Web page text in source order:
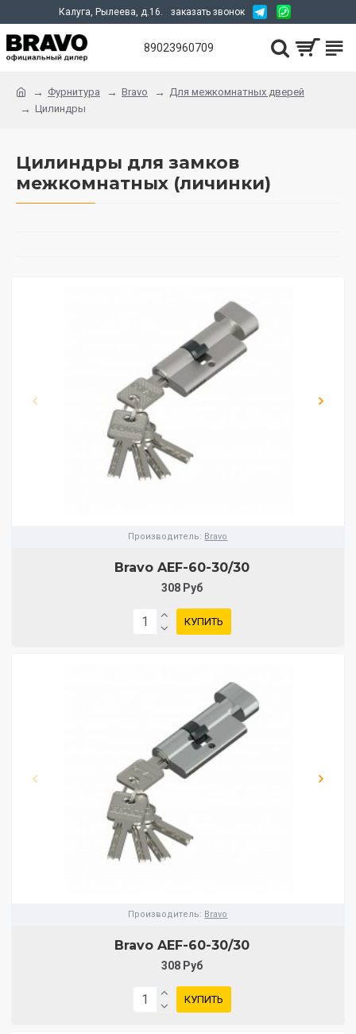
Калуга, Рылеева, д.16. заказать звонок
89023960709
Фурнитура Bravo
Для межкомнатных дверей
Цилиндры
Цилиндры для замков
межкомнатных (личинки)
Производитель: Bravo
Bravo AЕF-60-30/30
308 Руб
КУПИТЬ
Производитель: Bravo
Bravo AЕF-60-30/30
308 Руб
КУПИТЬ